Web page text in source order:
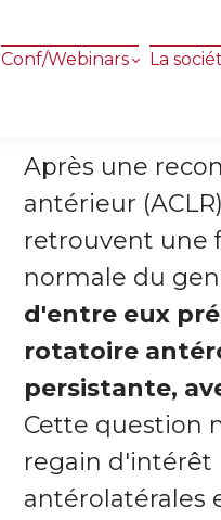
Conf/Webinars La
Après une
antérieur
retrouvent une
normale du
d'entre eux
rotatoire
persistante,
Cette question
regain d'intérêt
antérolatérales